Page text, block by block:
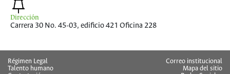
Dirección
Carrera 30 No. 45-03, edificio 421 Oficina 228
Régimen Legal
Talento humano
Correo institucional
Mapa del sitio